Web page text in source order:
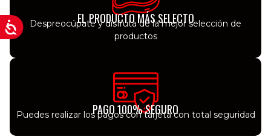
EL PRODUCTO MÁS SELECTO
Despreocúpate y disfruta de la mejor selección de
productos
PAGO 100% SEGURO
Puedes realizar los pagos con tarjeta con total seguridad